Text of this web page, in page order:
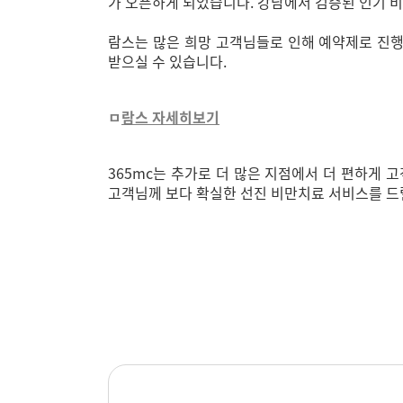
람스는 많은 희망 고객님들로 인해 예약제로
받으실 수 있습니다.
ㅁ람스 자세히보기
365mc는 추가로 더 많은 지점에서 더 편하게
고객님께 보다 확실한 선진 비만치료 서비스를